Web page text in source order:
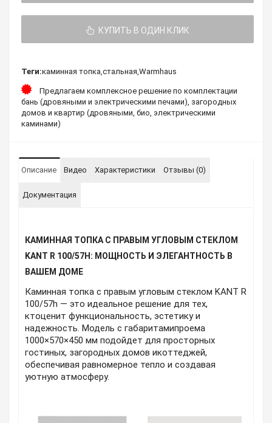
КУПИТЬ В ОДИН КЛИК
Теги:каминная топка,стальная,Warmhaus
Предлагаем комплексное решение по комплектации
бань (дровяными и электрическими печами), загородных
домов и квартир (дровяными, био, электрическими
каминами)
Описание Видео Характеристики Отзывы (0)
Документация
КАМИННАЯ ТОПКА С ПРАВЫМ УГЛОВЫМ СТЕКЛОМ
KANT R 100/57H: МОЩНОСТЬ И ЭЛЕГАНТНОСТЬ В
ВАШЕМ ДОМЕ
Каминная топка с правым угловым стеклом KANT R
100/57h — это идеальное решение для тех,
ктоценит функциональность, эстетику и
надежность. Модель с габаритамипроема
1000×570×450 мм подойдет для просторных
гостиных, загородных домов икоттеджей,
обеспечивая равномерное тепло и создавая
уютную атмосферу.